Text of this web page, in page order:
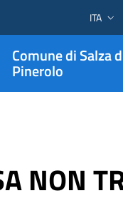
Lingua
ITA
Comune di Salza
Pinerolo
NON